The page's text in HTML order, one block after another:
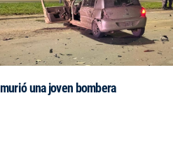
una joven bombera